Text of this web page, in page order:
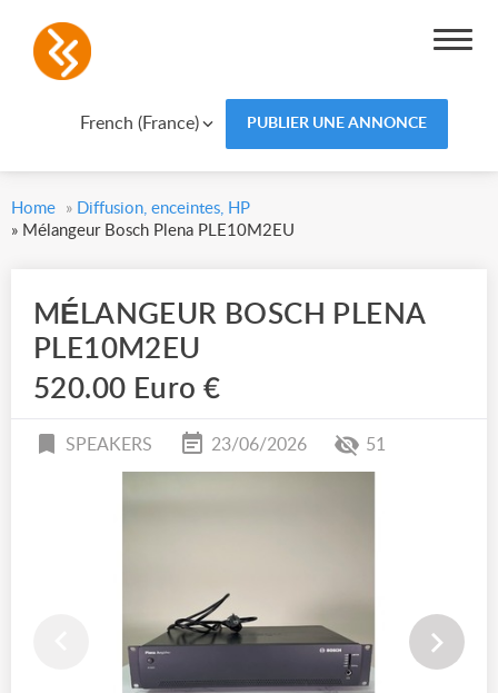
French (France) PUBLIER UNE ANNONCE
Home » Diffusion, enceintes, HP
» Mélangeur Bosch Plena PLE10M2EU
MÉLANGEUR BOSCH PLENA
PLE10M2EU
520.00 Euro €
SPEAKERS 23/06/2026 51